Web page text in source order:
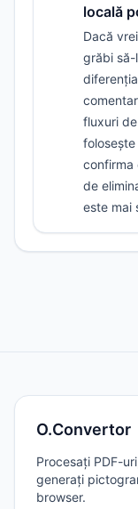
locală
Dacă
grăbi
fluxuri
confirma
de
este mai
O.Convertor
Procesați PDF-
generați
browser.